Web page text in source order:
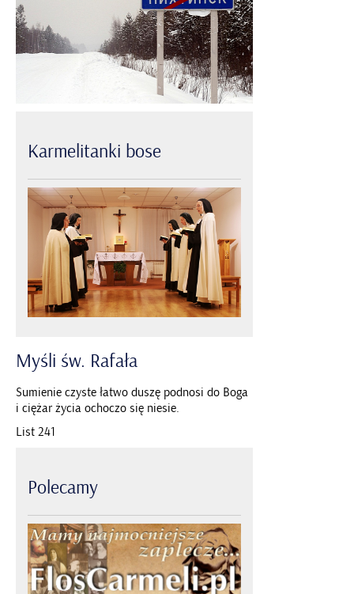
Karmelitanki bose
Myśli św. Rafała
Sumienie czyste łatwo duszę podnosi do Boga
i ciężar życia ochoczo się niesie.
List 241
Polecamy